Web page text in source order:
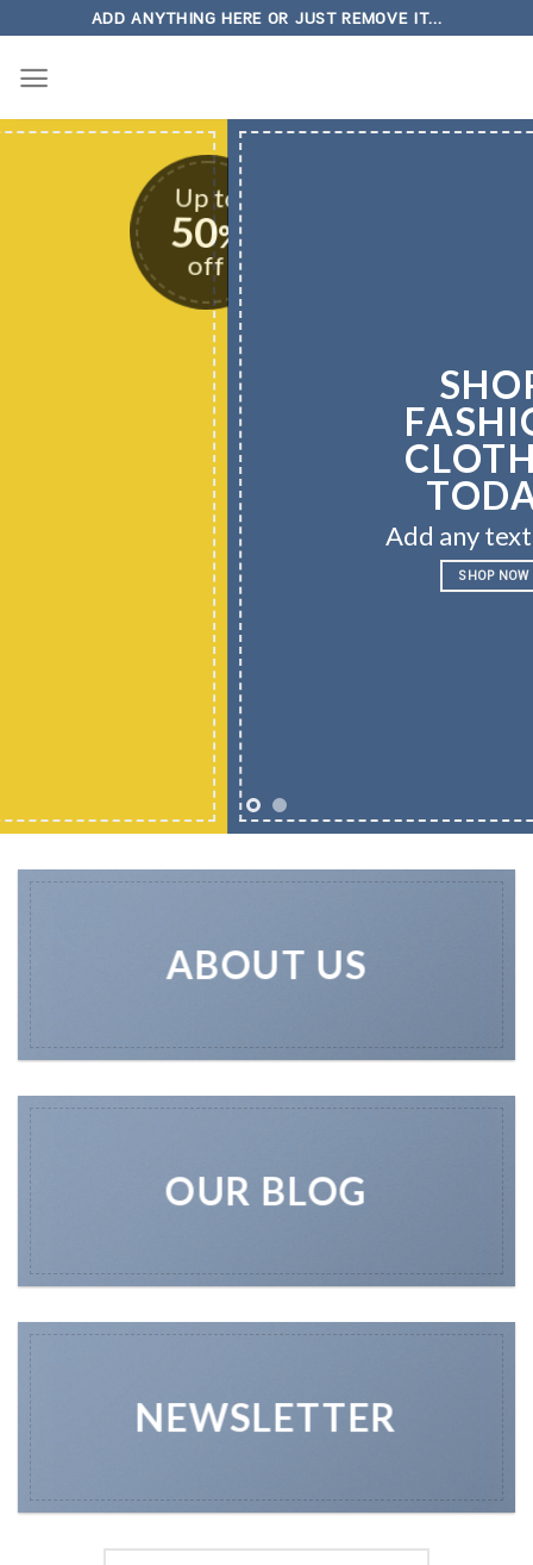
content
ADD ANYTHING HERE OR JUST REMOVE IT...
SHOP
FASHION
CLOTHES
TODAY
Add any text here..
SHOP NOW
ABOUT US
OUR BLOG
NEWSLETTER